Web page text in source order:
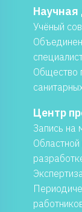
Научная
Учёный
Общество
Центр
Запись на